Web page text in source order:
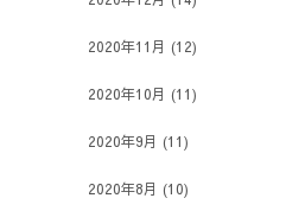
2020年11月 (12)
2020年10月 (11)
2020年9月 (11)
2020年8月 (10)